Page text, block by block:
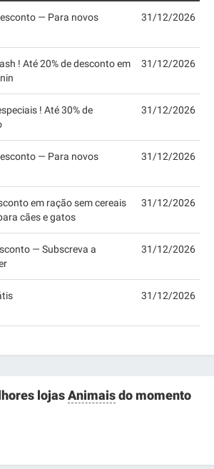
— Para novos
31/12/2026
! Até 20% de desconto em
31/12/2026
! Até 30% de
31/12/2026
— Para novos
31/12/2026
em ração sem cereais
cães e gatos
31/12/2026
— Subscreva a
31/12/2026
31/12/2026
lojasAnimaisdo momento